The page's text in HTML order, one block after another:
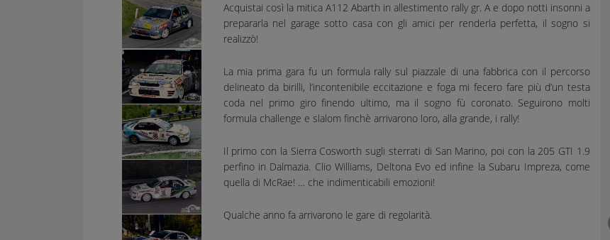
Acquistai così la mitica A112 Abarth in allestimento rally gr. A e dopo notti insonni a
prepararla nel garage sotto casa con gli amici per renderla perfetta, il sogno si
realizzò!
La mia prima gara fu un formula rally sul piazzale di una fabbrica con il percorso
delineato da birilli, l’incontenibile eccitazione e foga mi fecero fare più d’un testa
coda nel primo giro finendo ultimo, ma il sogno fù coronato. Seguirono molti
formula challenge e slalom finchè arrivarono loro, alla grande, i rally!
Il primo con la Sierra Cosworth sugli sterrati di San Marino, poi con la 205 GTI 1.9
perfino in Dalmazia. Clio Williams, Deltona Evo ed infine la Subaru Impreza, come
quella di McRae! … che indimenticabili emozioni!
Qualche anno fa arrivarono le gare di regolarità.